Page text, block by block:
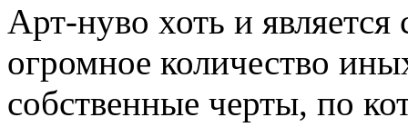
Арт-нуво хоть и
огромное количество
собственные черты, по